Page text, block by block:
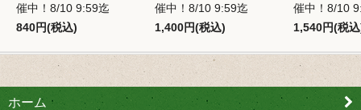
催中！8/10 9:59迄
840円(税込)
催中！8/10 9:59迄
1,400円(税込)
催中！8/10
1,540円(税
ホーム